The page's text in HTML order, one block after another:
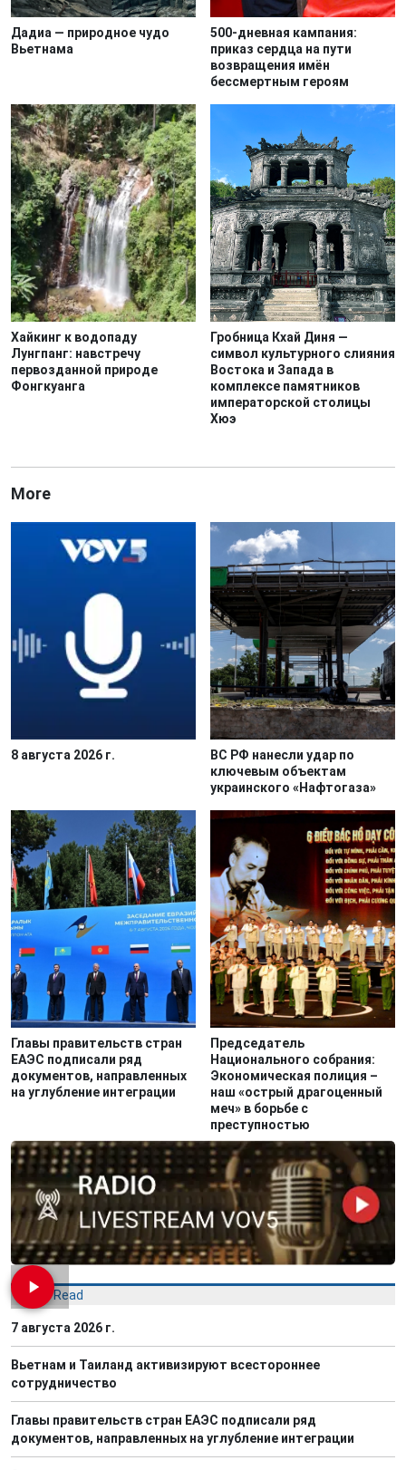
Дадиа — природное чудо
Вьетнама
500-дневная кампания:
приказ сердца на пути
возвращения имён
бессмертным героям
Хайкинг к водопаду
Лунгпанг: навстречу
первозданной природе
Фонгкуанга
Гробница Кхай Диня —
символ культурного слияния
Востока и Запада в
комплексе памятников
императорской столицы
Хюэ
More
8 августа 2026 г.
ВС РФ нанесли удар по
ключевым объектам
украинского «Нафтогаза»
Главы правительств стран
ЕАЭС подписали ряд
документов, направленных
на углубление интеграции
Председатель
Национального собрания:
Экономическая полиция –
наш «острый драгоценный
меч» в борьбе с
преступностью
Most Read
7 августа 2026 г.
Вьетнам и Таиланд активизируют всестороннее
сотрудничество
Главы правительств стран ЕАЭС подписали ряд
документов, направленных на углубление интеграции